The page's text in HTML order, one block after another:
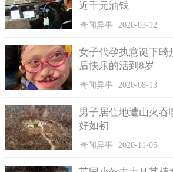
近千元油钱
奇闻异事 2020-03-12
女子代孕执意诞下畸
后快乐的活到8岁
奇闻异事 2020-08-13
男子居住地遭山火吞
好如初
奇闻异事 2020-11-05